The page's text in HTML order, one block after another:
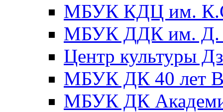
МБУК КДЦ им.
МБУК ДДК им. Д.
Центр культуры
МБУК ДК 40 лет
МБУК ДК